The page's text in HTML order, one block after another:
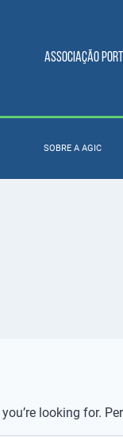
Associação
SOBRE A AGIC
looking for.